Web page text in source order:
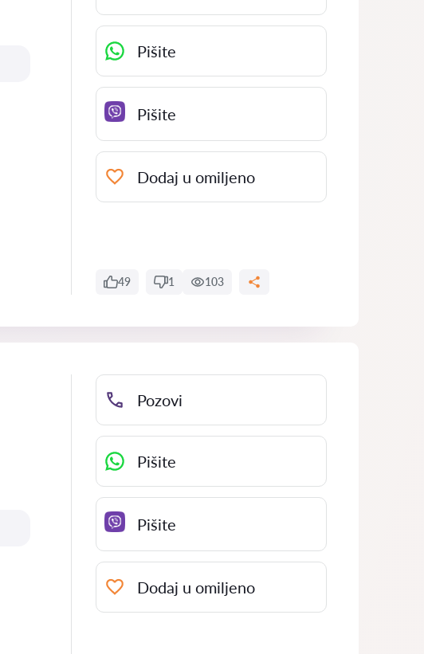
Pišite
Pišite
Dodaj u omiljeno
49 1 103
Pozovi
Pišite
Pišite
Dodaj u omiljeno